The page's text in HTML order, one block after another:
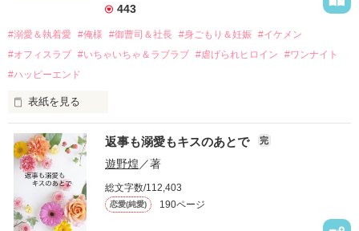
それから約十二年後。
過去の傷から、二度と会いたくないと思っていた哲平に
運命のような再会を果たす。
酔った勢いで一夜を共にしてしまった。
さらに、美桜が初めてだと知った哲平は
『責任をとる、結婚しよう』と真っ直ぐに告げてきた。
戸惑う美桜とは裏腹に、好きという気持ちを隠すことなく
甘やかしてくる。
そんなある日、哲平は美桜がストーカー被害に
遭っていることを知る。
美桜を守るため、哲平は同居を提案してきて――。
443
#溺愛＆執着愛 #俺様 #御曹司＆社長 #身ごもり＆妊娠 #イケメン
#オフィスラブ #いちゃいちゃ＆ラブラブ #虐げられヒロイン
#ワンナイト
#ハッピーエンド
表紙を見る
おかしな噂を流されて前の職場でうまくいかなかった梅田美
桜は、海外で傷心旅行をしていたところ、日本人美青年と出会
い、酒の勢いもあり一夜限りの関係となる。
帰国後、美桜は新しい職場でワンナイトした美青年と再会。
なんと彼の正体は、とある財閥御曹司にも関わらず、一族を離
れて起業した新進気鋭の実業家、社内でも冷徹だと評判な社長
――御影恭司その人だったのだ――！
返事も溺愛もキスのあとで 完
遊野煌／著
総文字数/112,403
恋愛(純愛) 190ページ